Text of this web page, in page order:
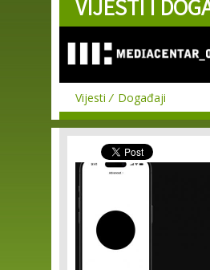
Skip to
main
VIJESTI I
Vijesti Događaji